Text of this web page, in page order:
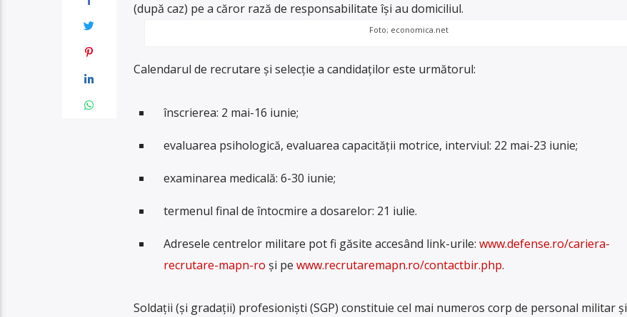
(după caz) pe a cărorrază de responsabilitate își au domiciliul.
Foto; economica.net
Calendarul de recrutare și selecție a candidaților este următorul:
înscrierea: 2 mai-16 iunie;
evaluarea psihologică, evaluarea capacităţii motrice, interviul: 22 mai-23 iunie;
examinarea medicală: 6-30 iunie;
termenul final de întocmire a dosarelor: 21 iulie.
Adresele centrelor militare pot fi găsite accesând link-urile: www.defense.ro/cariera-
recrutare-mapn-ro și pe www.recrutaremapn.ro/contactbir.php.
Soldații (și gradații) profesioniști (SGP) constituie cel mai numeros corp de personal militar și